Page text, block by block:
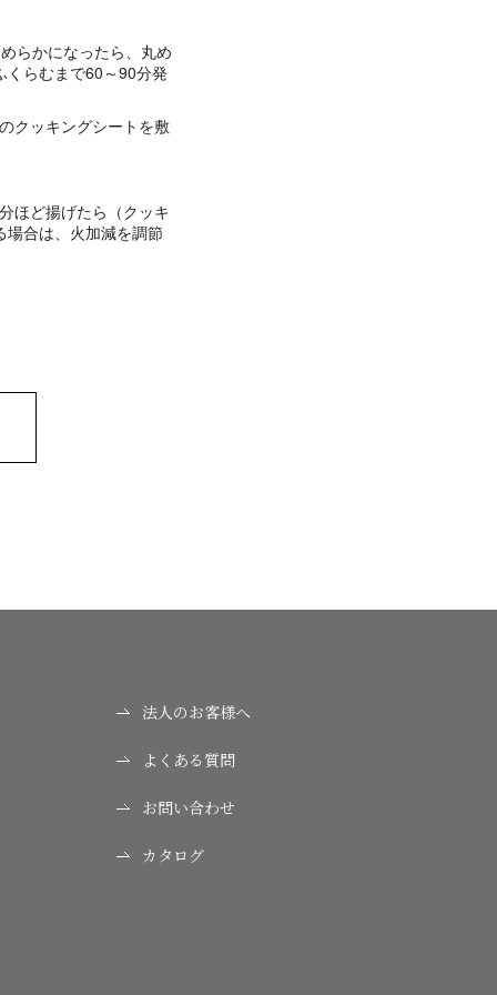
らかになったら、丸め
くらむまで60～90分発
クッキングシートを敷
ほど揚げたら（クッキ
合は、火加減を調節
法人のお客様へ
よくある質問
お問い合わせ
カタログ